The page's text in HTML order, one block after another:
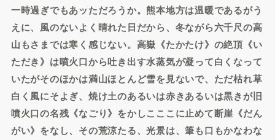
一時過ぎでもあッただろうか。熊本地方は温暖であるがう
えに、風のないよく晴れた日だから、冬ながら六千尺の高
山もさまでは寒く感じない。高嶽《たかたけ》の絶頂《い
ただき》は噴火口から吐き出す水蒸気が凝って白くなって
いたがそのほかは満山ほとんど雪を見ないで、ただ枯れ草
白く風にそよぎ、焼け土のあるいは赤きあるいは黒きが旧
噴火口の名残《なごり》をかしこここに止めて断崖《だん
がい》をなし、その荒涼たる、光景は、筆も口もかなわな